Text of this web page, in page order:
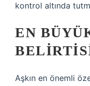
kontrol altında
EN
Aşkın en önemli